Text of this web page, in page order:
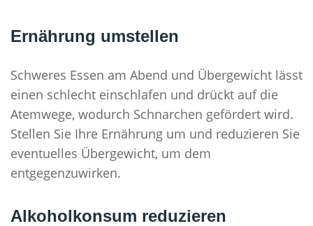
Ernährung umstellen
Schweres Essen am Abend und Übergewicht lässt
einen schlecht einschlafen und drückt auf die
Atemwege, wodurch Schnarchen gefördert wird.
Stellen Sie Ihre Ernährung um und reduzieren Sie
eventuelles Übergewicht, um dem
entgegenzuwirken.
Alkoholkonsum reduzieren